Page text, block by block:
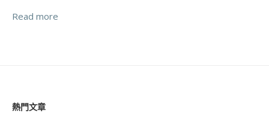
Read more
熱門文章